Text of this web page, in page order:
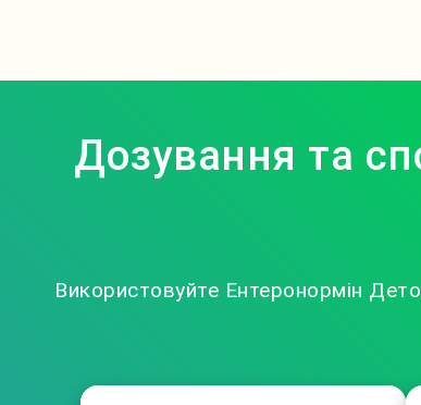
Дозування та
Використовуйте Ентеронормін